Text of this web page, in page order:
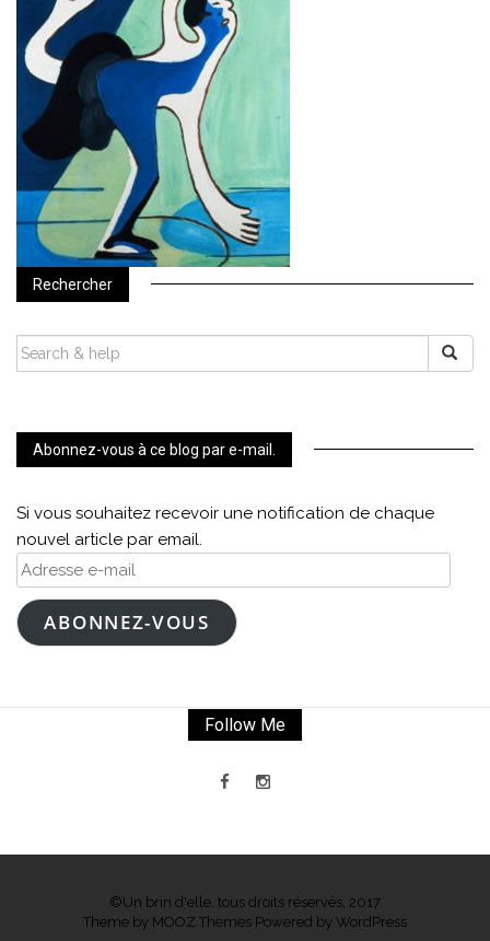
Rechercher
SEARCH
FOR:
Abonnez-vous à ce blog par e-mail.
Si vous souhaitez recevoir une notification de chaque
nouvel article par email.
Adresse
e-
mailABONNEZ-VOUS
Follow Me
©Un brin d'elle, tous droits réservés, 2017
Theme by MOOZ Themes Powered by WordPress